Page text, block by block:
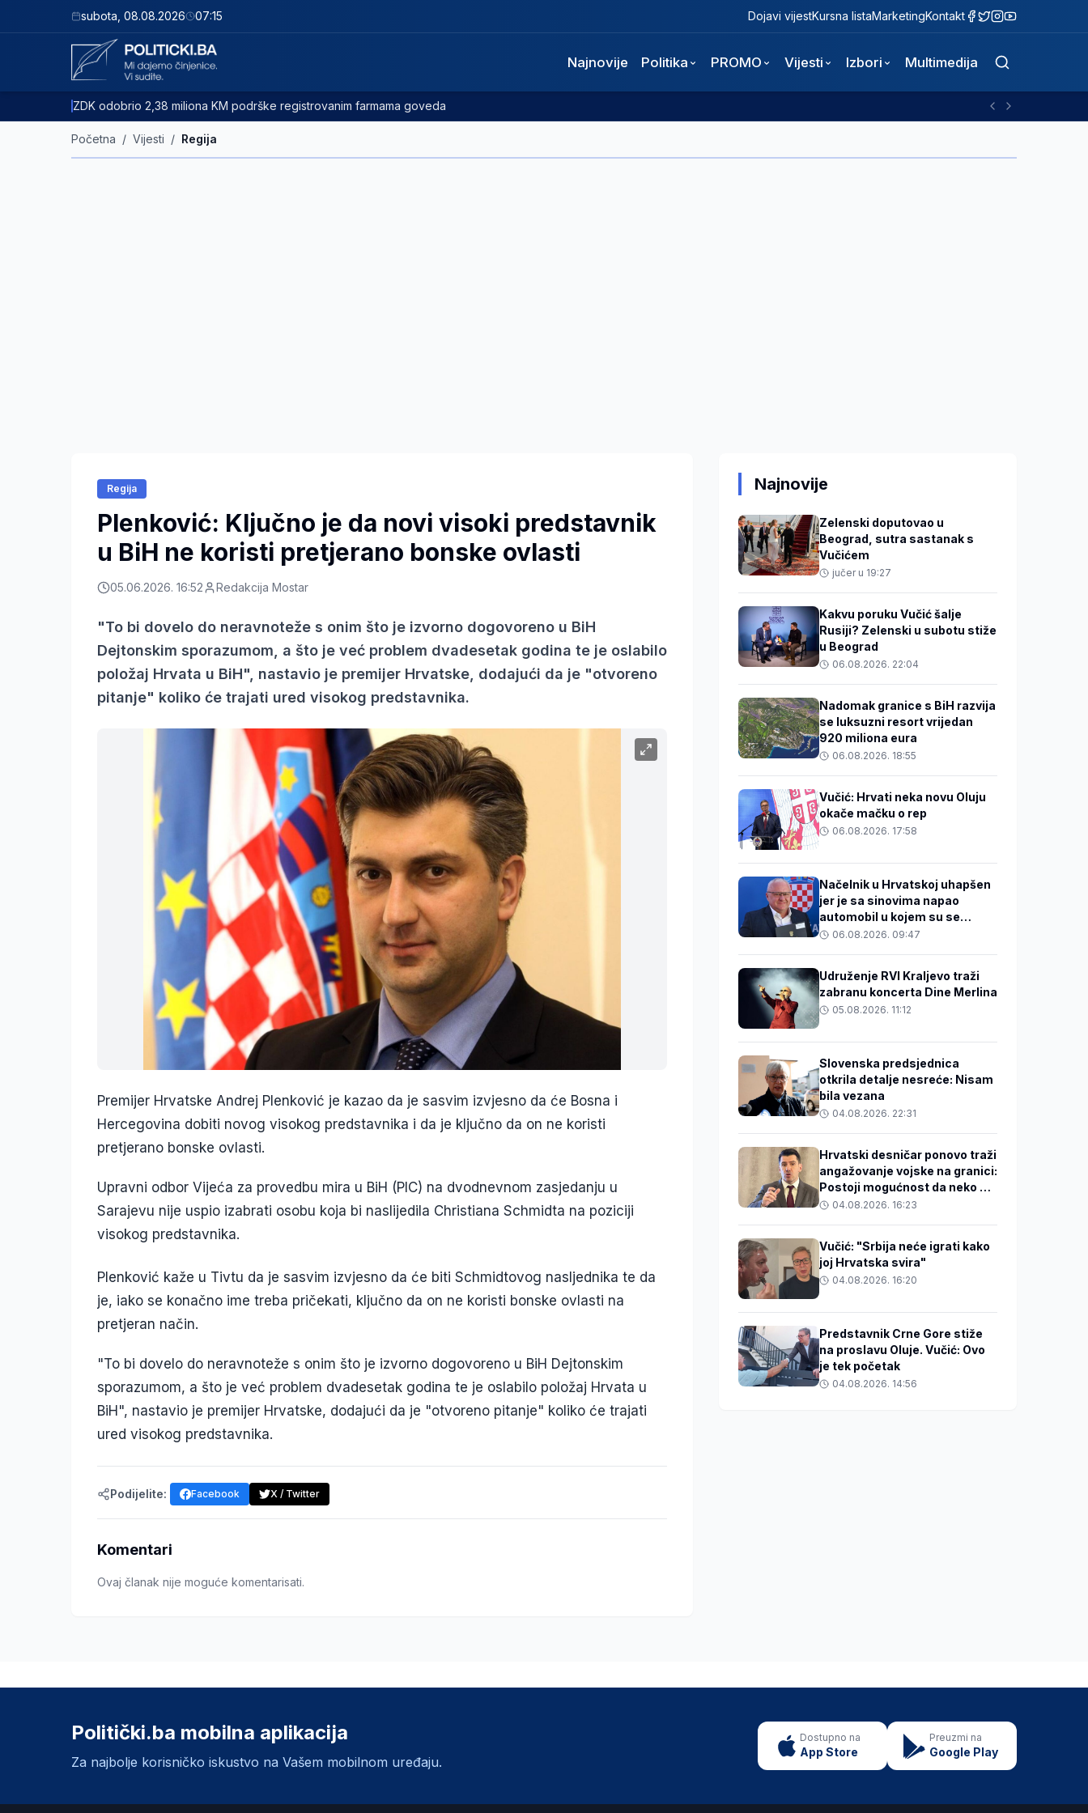
subota 08.08.2026 07:15 Dojavi vijestKursna listaMarketingKontakt
Najnovije Politika PROMO Vijesti Izbori Multimedija
ZDK odobrio 2,38 miliona KM podrške registrovanim farmama goveda
Početna / Vijesti / Regija
Regija
Plenković: Ključno je da novi visoki predstavnik
u BiH ne koristi pretjerano bonske ovlasti
05.06.2026. 16:52 Redakcija Mostar
"To bi dovelo do neravnoteže s onim što je izvorno dogovoreno u BiH
Dejtonskim sporazumom, a što je već problem dvadesetak godina te je oslabilo
položaj Hrvata u BiH", nastavio je premijer Hrvatske, dodajući da je "otvoreno
pitanje" koliko će trajati ured visokog predstavnika.
Premijer Hrvatske Andrej Plenković je kazao da je sasvim izvjesno da će Bosna i
Hercegovina dobiti novog visokog predstavnika i da je ključno da on ne koristi
pretjerano bonske ovlasti.
Upravni odbor Vijeća za provedbu mira u BiH (PIC) na dvodnevnom zasjedanju u
Sarajevu nije uspio izabrati osobu koja bi naslijedila Christiana Schmidta na poziciji
visokog predstavnika.
Plenković kaže u Tivtu da je sasvim izvjesno da će biti Schmidtovog nasljednika te da
je, iako se konačno ime treba pričekati, ključno da on ne koristi bonske ovlasti na
pretjeran način.
"To bi dovelo do neravnoteže s onim što je izvorno dogovoreno u BiH Dejtonskim
sporazumom, a što je već problem dvadesetak godina te je oslabilo položaj Hrvata u
BiH", nastavio je premijer Hrvatske, dodajući da je "otvoreno pitanje" koliko će trajati
ured visokog predstavnika.
Podijelite: Facebook X / Twitter
Komentari
Ovaj članak nije moguće komentarisati.
Najnovije
Zelenski doputovao u
Beograd, sutra sastanak s
Vučićem
jučer u 19:27
Kakvu poruku Vučić šalje
Rusiji? Zelenski u subotu stiže
u Beograd
06.08.2026. 22:04
Nadomak granice s BiH razvija
se luksuzni resort vrijedan
920 miliona eura
06.08.2026. 18:55
Vučić: Hrvati neka novu Oluju
okače mačku o rep
06.08.2026. 17:58
Načelnik u Hrvatskoj uhapšen
jer je sa sinovima napao
automobil u kojem su se
nalazili 31-godišnjak i beba
06.08.2026. 09:47
Udruženje RVI Kraljevo traži
zabranu koncerta Dine Merlina
05.08.2026. 11:12
Slovenska predsjednica
otkrila detalje nesreće: Nisam
bila vezana
04.08.2026. 22:31
Hrvatski desničar ponovo traži
angažovanje vojske na granici:
Postoji mogućnost da neko u
BiH zakuha stvari
04.08.2026. 16:23
Vučić: "Srbija neće igrati kako
joj Hrvatska svira"
04.08.2026. 16:20
Predstavnik Crne Gore stiže
na proslavu Oluje. Vučić: Ovo
je tek početak
04.08.2026. 14:56
Politički.ba mobilna aplikacija
Za najbolje korisničko iskustvo na Vašem mobilnom uređaju.
Dostupno na
App Store
Preuzmi na
Google Play